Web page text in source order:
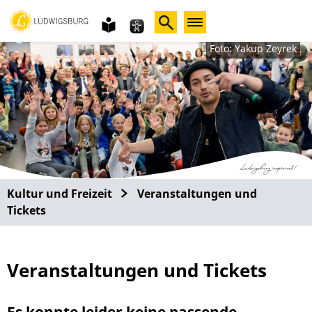
Gebärdensprache
leichte
Sprache Foto: Yakup Zeyrek
Kultur und Freizeit
Veranstaltungen und
Tickets
Veranstaltungen und Tickets